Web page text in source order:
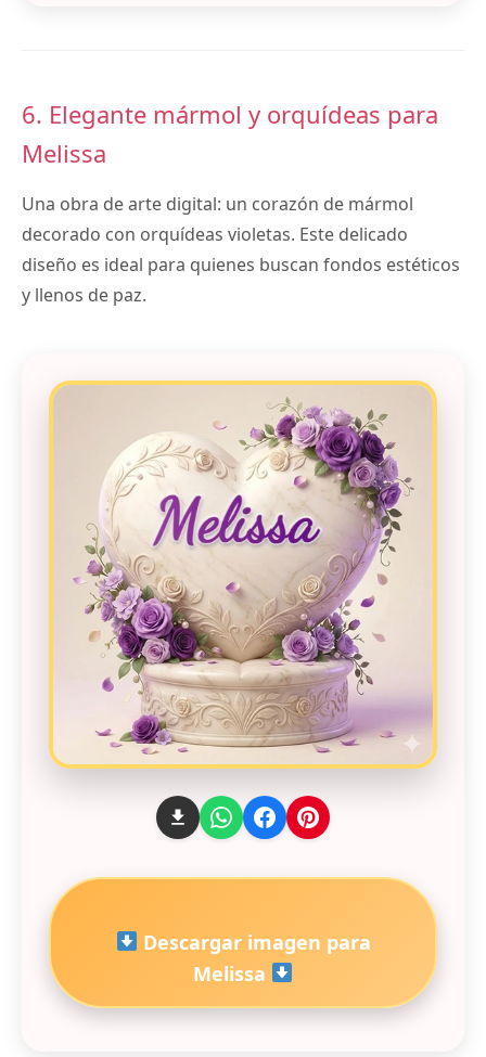
6. Elegante mármol y orquídeas para
Melissa
Una obra de arte digital: un corazón de mármol
decorado con orquídeas violetas. Este delicado
diseño es ideal para quienes buscan fondos estéticos
y llenos de paz.
Descargar imagen para
Melissa